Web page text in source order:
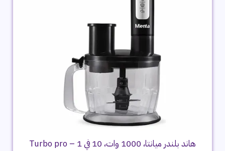
هاند بلندر ميانتا، 1000 وات، 10 في 1 – Turbo pro